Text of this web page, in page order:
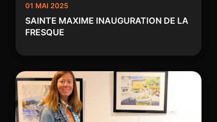
01 MAI 2025
SAINTE MAXIME INAUGURATION DE LA
FRESQUE